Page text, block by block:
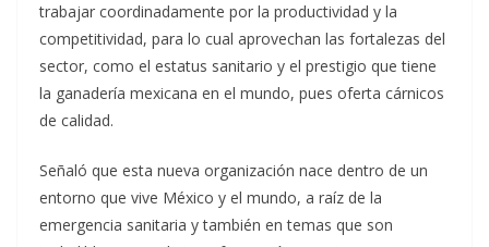
trabajar coordinadamente por la productividad y la
competitividad, para lo cual aprovechan las fortalezas del
sector, como el estatus sanitario y el prestigio que tiene
la ganadería mexicana en el mundo, pues oferta cárnicos
de calidad.
Señaló que esta nueva organización nace dentro de un
entorno que vive México y el mundo, a raíz de la
emergencia sanitaria y también en temas que son